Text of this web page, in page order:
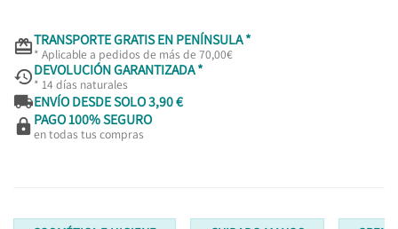
TRANSPORTE GRATIS EN PENÍNSULA *
* Aplicable a pedidos de más de 70,00€
DEVOLUCIÓN GARANTIZADA *
* 14 días naturales
ENVÍO DESDE SOLO 3,90 €
 PAGO 100% SEGURO
en todas tus compras